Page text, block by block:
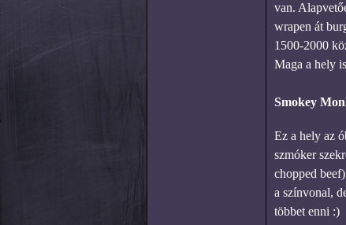
van.
wrapen át
1500-2000
Maga a hely
Smokey
Ez a hely az
szmóker
chopped
a színvonal,
többet enni :)